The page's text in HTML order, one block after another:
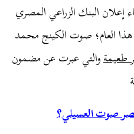
إعلان البنك الزراعي المصري
هذا العام؛ صوت الكينج محمد
طعيمةوالتي عبرت عن مضمون
صوت العسيلي؟